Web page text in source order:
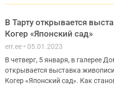
В Тарту открывается
Когер «Японский сад»
err.ee
05.01.2023
В четверг, 5 января, в галерее
открывается выставка
Когер «Японский сад». Как